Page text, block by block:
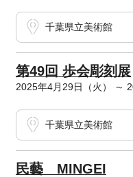
千葉県立美術館
第49回 歩会彫刻展
2025年4月29日（火） ～
千葉県立美術館
民藝 MINGEI